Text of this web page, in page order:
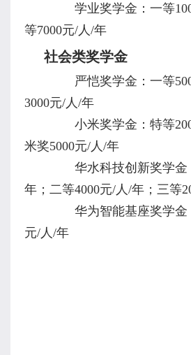
学业奖学金：一等
等7000元/ 人 /年
社会类奖学金
严恺奖学金：一等
3000元/ 人 /年
小米奖学金：特等
米奖5000元/ 人 /年
华水科技创新奖学金
年；二等4000元/ 人 /年；三等
华为智能基座奖学金
元/ 人 /年